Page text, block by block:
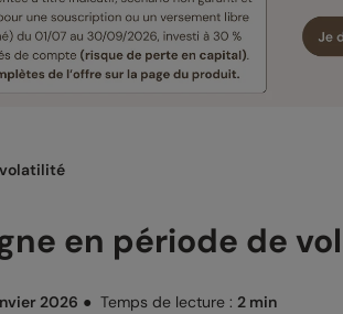
volatilité
en période de
2026 ● Temps de lecture : 2 min